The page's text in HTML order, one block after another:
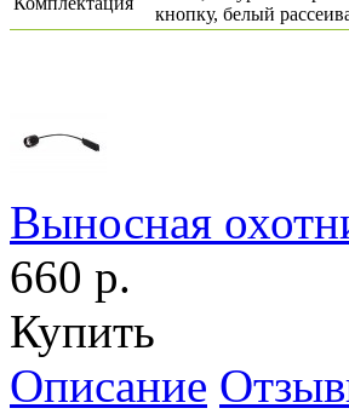
кнопку, белый
Выносная
660 р.
Купить
Описание